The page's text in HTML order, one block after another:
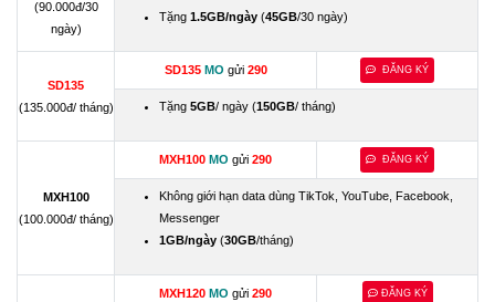
(90.000đ/30
ngày)
Tặng 1.5GB/ngày (45GB/30 ngày)
SD135
(135.000đ/ tháng)
SD135 MO gửi 290 ĐĂNG KÝ
Tặng 5GB/ ngày (150GB/ tháng)
MXH100
(100.000đ/ tháng)
MXH100 MO gửi 290 ĐĂNG KÝ
Không giới hạn data dùng TikTok, YouTube, Facebook,
Messenger
1GB/ngày (30GB/tháng)
MXH120 MO gửi 290 ĐĂNG KÝ